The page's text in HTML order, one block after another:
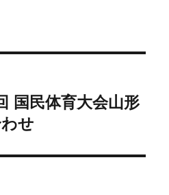
国民体育大会山形
せ